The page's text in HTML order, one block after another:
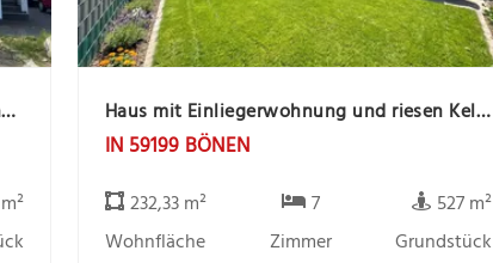
In 2017 energetisch saniertes Einfamilienhaus in zentrale Stadtlage Haus mit Einliegerwohnung und riesen Keller Bönen
IN 59199 BÖNEN
232,33 m²
Wohnfläche
7
Zimmer
527 m²
Grundstück